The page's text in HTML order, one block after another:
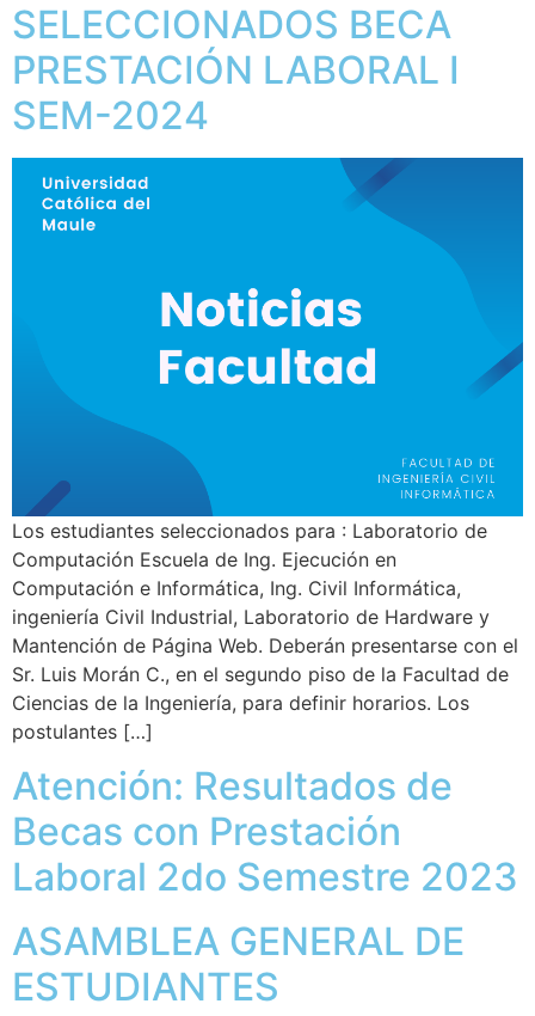
SELECCIONADOS BECA
PRESTACIÓN LABORAL I
SEM-2024
Los estudiantes seleccionados para : Laboratorio de
Computación Escuela de Ing. Ejecución en
Computación e Informática, Ing. Civil Informática,
ingeniería Civil Industrial, Laboratorio de Hardware y
Mantención de Página Web. Deberán presentarse con el
Sr. Luis Morán C., en el segundo piso de la Facultad de
Ciencias de la Ingeniería, para definir horarios. Los
postulantes […]
Atención: Resultados de
Becas con Prestación
Laboral 2do Semestre 2023
ASAMBLEA GENERAL DE
ESTUDIANTES